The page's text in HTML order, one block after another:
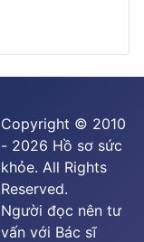
Copyright © 2010
- 2026 Hồ sơ sức
khỏe. All Rights
Reserved.
Người đọc nên tư
vấn với Bác sĩ